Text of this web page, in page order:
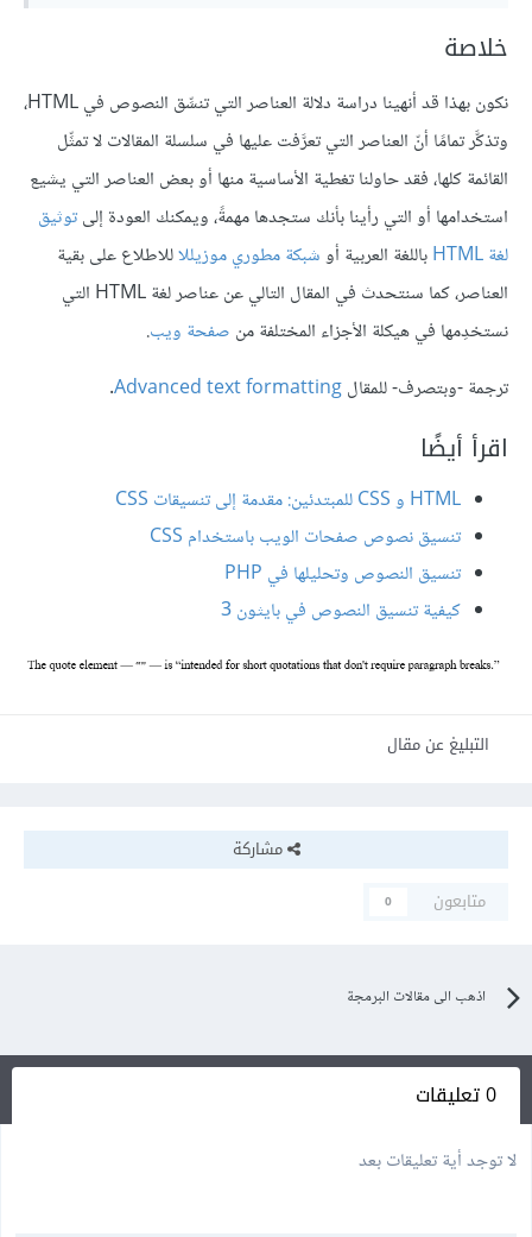
خلاصة
نكون بهذا قد أنهينا دراسة دلالة العناصر التي تنسِّق النصوص في HTML،
وتذكَّر تمامًا أنّ العناصر التي تعرَّفت عليها في سلسلة المقالات لا تمثِّل
القائمة كلها، فقد حاولنا تغطية الأساسية منها أو بعض العناصر التي يشيع
استخدامها أو التي رأينا بأنك ستجدها مهمةً، ويمكنك العودة إلىتوثيق
لغة HTML
باللغة العربية أوشبكة مطوري موزيللاللاطلاع على بقية
العناصر، كما سنتحدث في المقال التالي عن عناصر لغة HTML التي
نستخدِمها في هيكلة الأجزاء المختلفة من صفحة ويب.
ترجمة -وبتصرف- للمقالAdvanced text formatting
.
اقرأ أيضًا
HTML و CSS للمبتدئين: مقدمة إلى تنسيقات CSS
تنسيق نصوص صفحات الويب باستخدام CSS
تنسيق النصوص وتحليلها في PHP
كيفية تنسيق النصوص في بايثون 3
التبليغ عن مقال
مشاركة
متابعون
0
اذهب الى مقالات البرمجة
0 تعليقات
لا توجد أية تعليقات بعد